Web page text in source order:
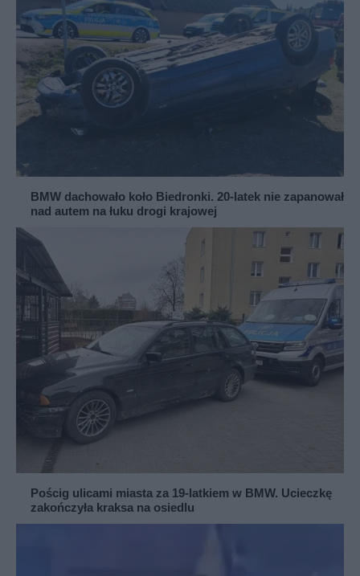
BMW dachowało koło Biedronki. 20-latek nie zapanował
nad autem na łuku drogi krajowej
Pościg ulicami miasta za 19-latkiem w BMW. Ucieczkę
zakończyła kraksa na osiedlu